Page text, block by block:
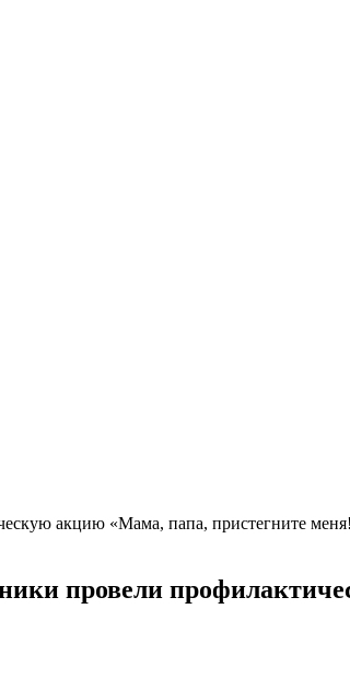
провели